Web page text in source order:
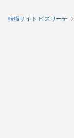
転職サイト ビズリーチ